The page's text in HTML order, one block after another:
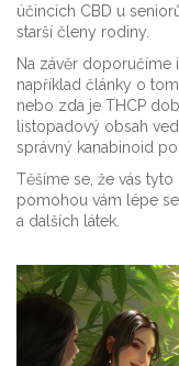
účincích CBD u
starší členy rodiny.
Na závěr doporučíme
například články o
nebo zda je THCP
listopadový obsah
správný kanabinoid
Těšíme se, že vás
pomohou vám lépe
a dalších látek.